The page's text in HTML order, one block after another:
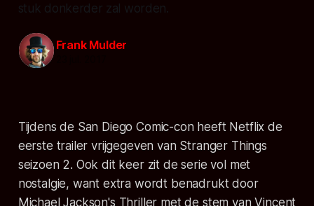
stuk donkerder zal worden.
Frank Mulder
Tijdens de San Diego Comic-con heeft Netflix de
eerste trailer vrijgegeven van Stranger Things
seizoen 2. Ook dit keer zit de serie vol met
nostalgie, want extra wordt benadrukt door
Michael Jackson's Thriller met de stem van Vincent